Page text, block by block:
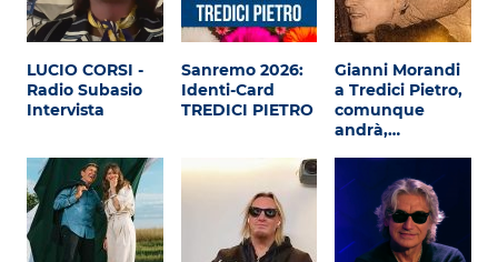
LUCIO CORSI -
Radio Subasio
Intervista
Sanremo 2026:
Identi-Card
TREDICI PIETRO
Gianni Morandi
a Tredici Pietro,
comunque
andrà,…